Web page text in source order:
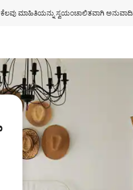
ಕೆಲವು ಮಾಹಿತಿಯನ್ನು ಸ್ವಯಂಚಾಲಿತವಾಗಿ